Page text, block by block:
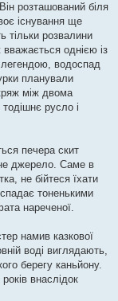
розташований біля
існування ще
тільки розвалини
однією із
легендою, водоспад
планували
між двома
русло і
печера скит
джерело. Саме в
не бійтеся їхати
тоненькими
нареченої.
намив казкової
воді виглядають,
берегу каньйону.
внаслідок